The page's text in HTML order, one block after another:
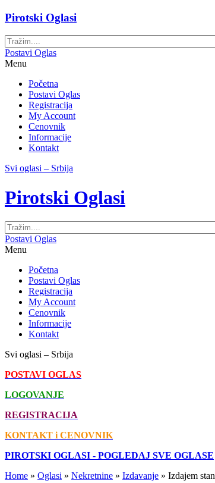
Pirotski Oglasi
Postavi Oglas
Menu
Početna
Postavi Oglas
Registracija
My Account
Cenovnik
Informacije
Kontakt
Svi oglasi – Srbija
Pirotski Oglasi
Postavi Oglas
Menu
Početna
Postavi Oglas
Registracija
My Account
Cenovnik
Informacije
Kontakt
Svi oglasi – Srbija
POSTAVI OGLAS
LOGOVANJE
REGISTRACIJA
KONTAKT i CENOVNIK
PIROTSKI OGLASI - POGLEDAJ SVE OGLASE
Home » Oglasi » Nekretnine » Izdavanje » Izdajem stan